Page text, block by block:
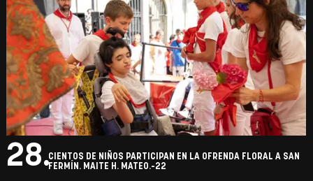
28.CIENTOS DE NIÑOS PARTICIPAN EN LA OFRENDA FLORAL A SAN
FERMÍN. MAITE H. MATEO.-22